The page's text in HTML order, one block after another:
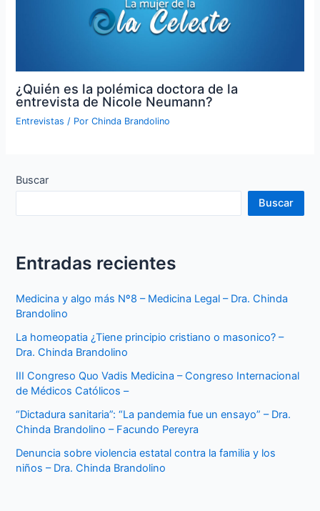
¿Quién es la polémica doctora de la
entrevista de Nicole Neumann?
Entrevistas / PorChinda Brandolino
Buscar
Buscar
Entradas recientes
Medicina y algo más Nº8 – Medicina Legal – Dra. Chinda
Brandolino
La homeopatia ¿Tiene principio cristiano o masonico? –
Dra. Chinda Brandolino
III Congreso Quo Vadis Medicina – Congreso Internacional
de Médicos Católicos –
“Dictadura sanitaria”: “La pandemia fue un ensayo” – Dra.
Chinda Brandolino – Facundo Pereyra
Denuncia sobre violencia estatal contra la familia y los
niños – Dra. Chinda Brandolino